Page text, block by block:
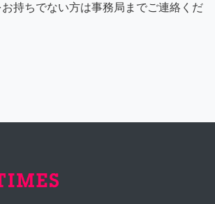
持ちでない方は事務局までご連絡くだ